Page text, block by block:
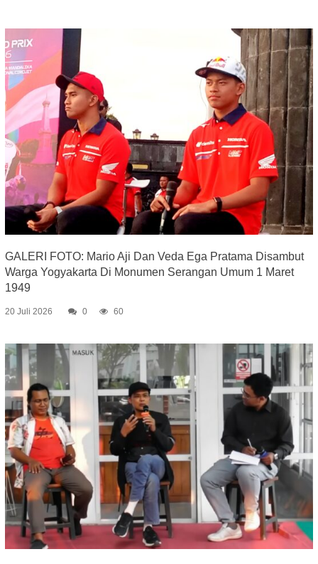
GALERI FOTO: Mario Aji Dan Veda Ega Pratama Disambut
Warga Yogyakarta Di Monumen Serangan Umum 1 Maret
1949
20 Juli 2026 0 60